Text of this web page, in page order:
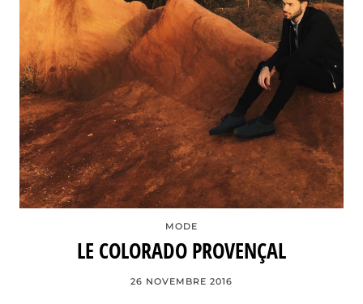
MODE
LE COLORADO PROVENÇAL
26 NOVEMBRE 2016